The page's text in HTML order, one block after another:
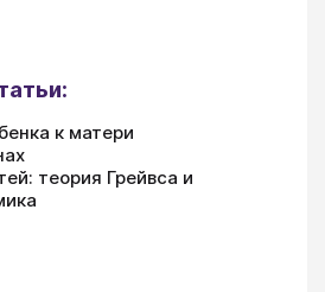
к матери
теория Грейвса и